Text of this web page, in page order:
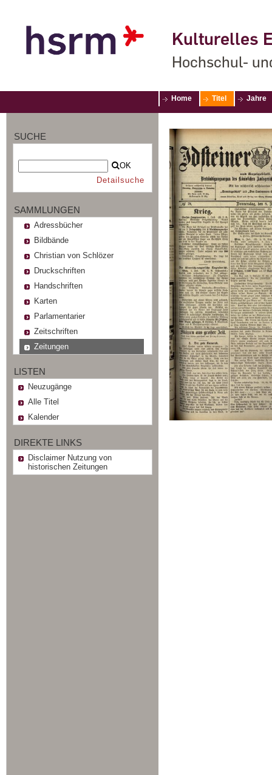
Kulturelles
Hochschul-
Home Titel Jahre
SUCHE
OK
Detailsuche
SAMMLUNGEN
Adressbücher
Bildbände
Christian von Schlözer
Druckschriften
Handschriften
Karten
Parlamentarier
Zeitschriften
Zeitungen
LISTEN
Neuzugänge
Alle Titel
Kalender
DIREKTE LINKS
Disclaimer Nutzung von
historischen Zeitungen